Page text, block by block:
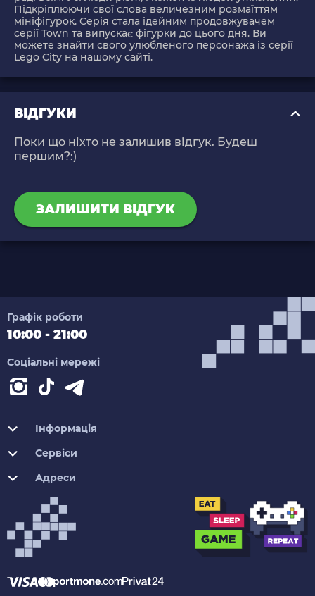
Підкріплюючи свої слова величезним розмаїттям
мініфігурок. Серія стала ідейним продовжувачем
серії Town та випускає фігурки до цього дня. Ви
можете знайти свого улюбленого персонажа із серії
Lego City на нашому сайті.
ВІДГУКИ
Поки що ніхто не залишив відгук. Будеш
першим?:)
ЗАЛИШИТИ ВІДГУК
Графік роботи
10:00 - 21:00
Соціальні мережі
Інформація
Сервіси
Адреси